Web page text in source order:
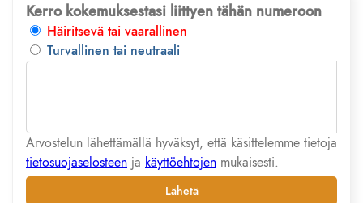
Kerro kokemuksestasi liittyen tähän numeroon
Häiritsevä tai vaarallinen
Turvallinen tai neutraali
Arvostelun lähettämällä hyväksyt, että käsittelemme tietoja
tietosuojaselosteen ja käyttöehtojen mukaisesti.
Lähetä